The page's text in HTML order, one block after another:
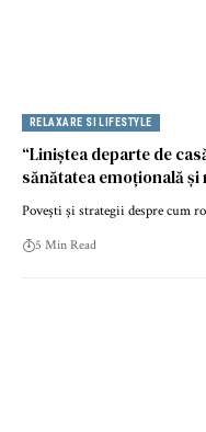
RELAXARE SI LIFESTYLE
“Liniștea departe de
sănătatea emoțională și
Povești și strategii despre
5 Min Read